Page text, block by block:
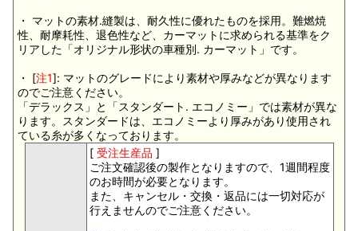
・ マットの素材.縫製は、耐久性に優れたものを採用。難燃焼
性、耐摩耗性、退色性など、カーマットに求められる基準をク
リアした「オリジナル形状の車種別. カーマット」です。
・ [注1]: マットのグレードにより素材や厚みなどが異なります
のでご注意ください。
「デラックス」と「スタンダート. エコノミー」では素材が異な
ります。スタンダードは、エコノミーより厚みがあり使用され
ている糸が多くなっております。
[ 受注生産品 ]
ご注文確認後の製作となりますので、1週間程度
のお時間が必要となります。
また、キャンセル・交換・返品には一切対応が
行えませんのでご注意ください。